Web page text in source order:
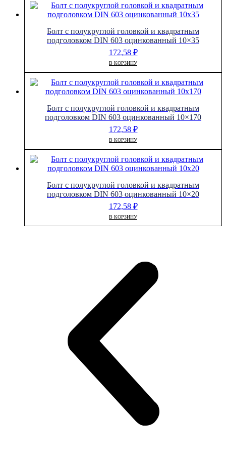
Болт с полукруглой головкой и квадратным
подголовком DIN 603 оцинкованный 10×35
172,58 ₽
В КОРЗИНУ
Болт с полукруглой головкой и квадратным
подголовком DIN 603 оцинкованный 10×170
172,58 ₽
В КОРЗИНУ
Болт с полукруглой головкой и квадратным
подголовком DIN 603 оцинкованный 10×20
172,58 ₽
В КОРЗИНУ